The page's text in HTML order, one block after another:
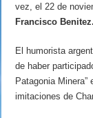
vez, el 22 de
Francisco Benitez.
El humorista
de haber
Patagonia
imitaciones de